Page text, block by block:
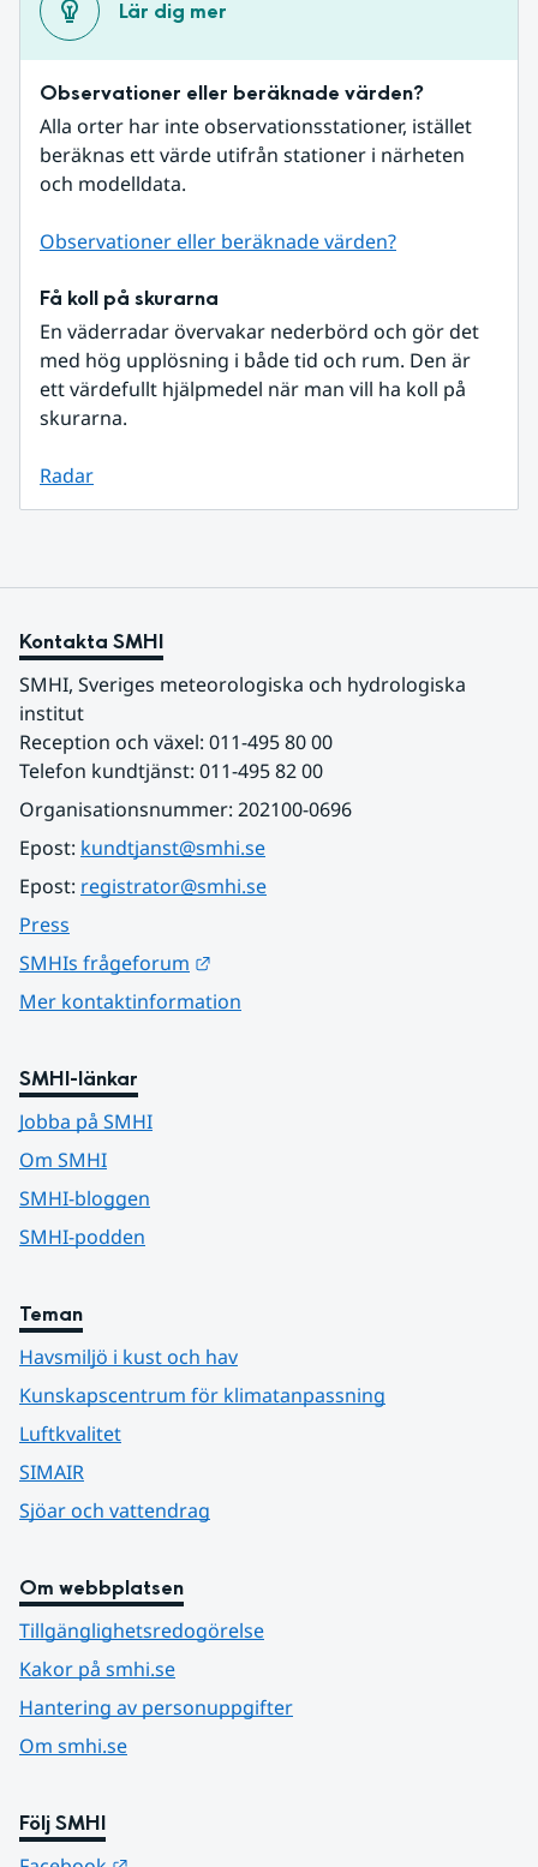
Lär dig mer
Observationer eller beräknade värden?
Alla orter har inte observationsstationer, istället
beräknas ett värde utifrån stationer i närheten
och modelldata.
Observationer eller beräknade värden?
Få koll på skurarna
En väderradar övervakar nederbörd och gör det
med hög upplösning i både tid och rum. Den är
ett värdefullt hjälpmedel när man vill ha koll på
skurarna.
Radar
Kontakta SMHI
SMHI, Sveriges meteorologiska och hydrologiska
institut
Reception och växel: 011-495 80 00
Telefon kundtjänst: 011-495 82 00
Organisationsnummer: 202100-0696
Epost: kundtjanst@smhi.se
Epost: registrator@smhi.se
Press
SMHIs frågeforum
Mer kontaktinformation
SMHI-länkar
Jobba på SMHI
Om SMHI
SMHI-bloggen
SMHI-podden
Teman
Havsmiljö i kust och hav
Kunskapscentrum för klimatanpassning
Luftkvalitet
SIMAIR
Sjöar och vattendrag
Om webbplatsen
Tillgänglighetsredogörelse
Kakor på smhi.se
Hantering av personuppgifter
Om smhi.se
Följ SMHI